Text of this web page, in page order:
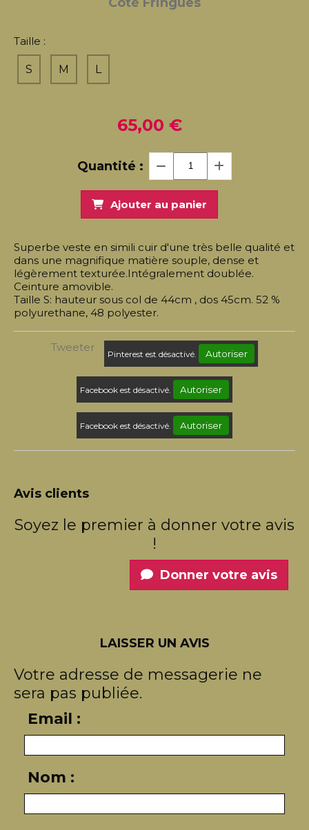
Taille :
S M L
65,00 €
Quantité :
Ajouter au panier
Superbe veste en simili cuir d'une très belle qualité et
dans une magnifique matière souple, dense et
légèrement texturée.Intégralement doublée.
Ceinture amovible.
Taille S: hauteur sous col de 44cm , dos 45cm. 52 %
polyurethane, 48 polyester.
Tweeter
Pinterest est désactivé. Autoriser
Facebook est désactivé. Autoriser
Facebook est désactivé. Autoriser
Avis clients
Soyez le premier à donner votre avis
!
Donner votre avis
LAISSER UN AVIS
Votre adresse de messagerie ne
sera pas publiée.
Email :
Nom :